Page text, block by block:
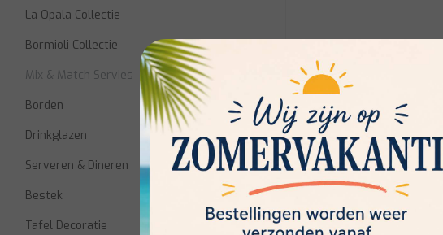
La Opala Collectie
Bormioli Collectie
Mix & Match Servies
Borden
Drinkglazen
Serveren & Dineren
Bestek
Tafel Decoratie
Icy Turquoise Dinner
P6
Niet op voorraad:
voorraadbeschikbaarheid